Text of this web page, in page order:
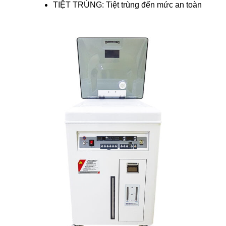
TIỆT TRÙNG: Tiệt trùng đến mức an toàn